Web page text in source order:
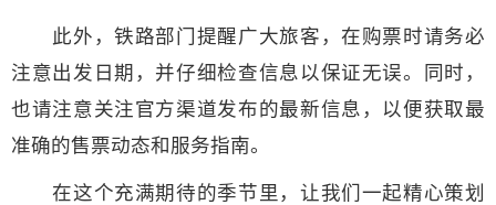
此外，铁路部门提醒广大旅客，在购票时请务必
注意出发日期，并仔细检查信息以保证无误。同时，
也请注意关注官方渠道发布的最新信息，以便获取最
准确的售票动态和服务指南。
在这个充满期待的季节里，让我们一起精心策划